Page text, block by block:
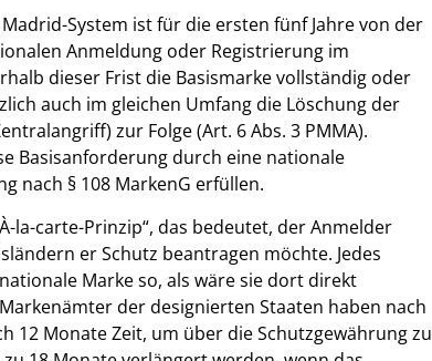
System ist für die ersten fünf Jahre von der
Anmeldung oder Registrierung im
dieser Frist die Basismarke vollständig oder
auch im gleichen Umfang die Löschung der
zur Folge (Art. 6 Abs. 3 PMMA).
Basisanforderung durch eine nationale
nach § 108 MarkenG erfüllen.
la-carte-Prinzip“, das bedeutet, der Anmelder
er Schutz beantragen möchte. Jedes
Marke so, als wäre sie dort direkt
der designierten Staaten haben nach
12 Monate Zeit, um über die Schutzgewährung zu